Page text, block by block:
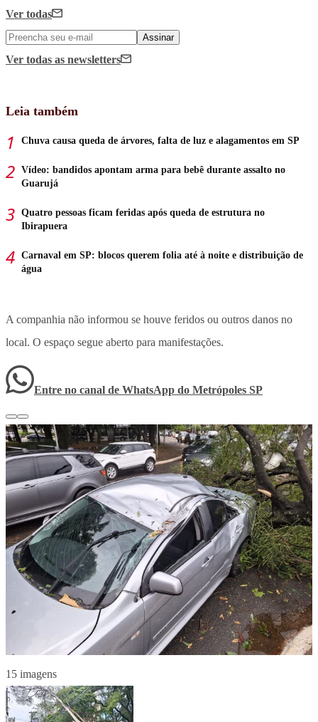
Ver todas
Assinar
Ver todas as newsletters
Leia também
Chuva causa queda de árvores, falta de luz e alagamentos em SP
Vídeo: bandidos apontam arma para bebê durante assalto no
Guarujá
Quatro pessoas ficam feridas após queda de estrutura no
Ibirapuera
Carnaval em SP: blocos querem folia até à noite e distribuição de
água
A companhia não informou se houve feridos ou outros danos no
local. O espaço segue aberto para manifestações.
Entre no canal de WhatsApp do Metrópoles SP
15 imagens